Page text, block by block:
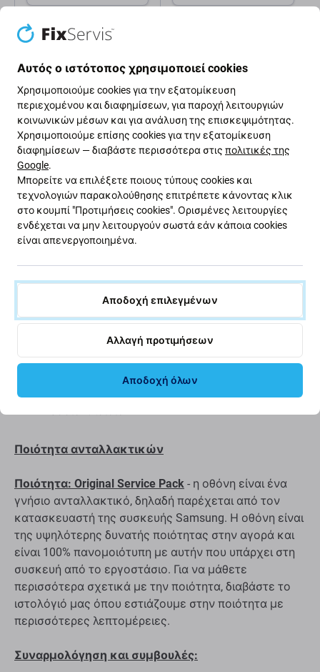
Περιγραφή και προδιαγραφές Ποιότητα Αποστολές και
Οθόνη LCD + Γυαλί αφής + Πλαίσιο
για Samsung Galaxy S10 Plus G975F
στη συσκευή σας Samsung Galaxy S10 Plus G975F ,
αυτό είναι το εξάρτημα που χρειάζεστε για να
επαναφέρετε τη συσκευή σας σε πλήρη λειτουργία.
Αυτό το σετ περιέχει:
Ποιότητα ανταλλακτικών
Ποιότητα: Original Service Pack - η οθόνη είναι ένα
γνήσιο ανταλλακτικό, δηλαδή παρέχεται από τον
κατασκευαστή της συσκευής Samsung. Η οθόνη είναι
της υψηλότερης δυνατής ποιότητας στην αγορά και
είναι 100% πανομοιότυπη με αυτήν που υπάρχει στη
συσκευή από το εργοστάσιο. Για να μάθετε
περισσότερα σχετικά με την ποιότητα, διαβάστε το
ιστολόγιό μας όπου εστιάζουμε στην ποιότητα με
περισσότερες λεπτομέρειες.
Συναρμολόγηση και συμβουλές:
Αυτός ο ιστότοπος χρησιμοποιεί cookies
Χρησιμοποιούμε cookies για την εξατομίκευση
περιεχομένου και διαφημίσεων, για παροχή λειτουργιών
κοινωνικών μέσων και για ανάλυση της επισκεψιμότητας.
Χρησιμοποιούμε επίσης cookies για την εξατομίκευση
διαφημίσεων — διαβάστε περισσότερα στις πολιτικές της
Google.
Μπορείτε να επιλέξετε ποιους τύπους cookies και
τεχνολογιών παρακολούθησης επιτρέπετε κάνοντας κλικ
στο κουμπί "Προτιμήσεις cookies". Ορισμένες λειτουργίες
ενδέχεται να μην λειτουργούν σωστά εάν κάποια cookies
είναι απενεργοποιημένα.
Αποδοχή επιλεγμένων
Αλλαγή προτιμήσεων
Αποδοχή όλων